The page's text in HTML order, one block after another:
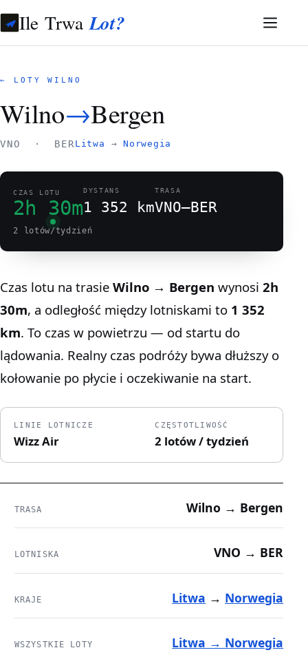
Ile TrwaLot?
← LOTY WILNO
Wilno→Bergen
VNO · BER Litwa →Norwegia
CZAS LOTU
2h 30m
DYSTANS
1 352 km
TRASA
VNO–BER
2 lotów/tydzień
Czas lotu na trasie Wilno → Bergen wynosi 2h
30m, a odległość między lotniskami to 1 352
km. To czas w powietrzu — od startu do
lądowania. Realny czas podróży bywa dłuższy o
kołowanie po płycie i oczekiwanie na start.
LINIE LOTNICZE
Wizz Air
CZĘSTOTLIWOŚĆ
2 lotów / tydzień
TRASA Wilno → Bergen
LOTNISKA VNO → BER
KRAJE Litwa → Norwegia
WSZYSTKIE LOTY Litwa → Norwegia